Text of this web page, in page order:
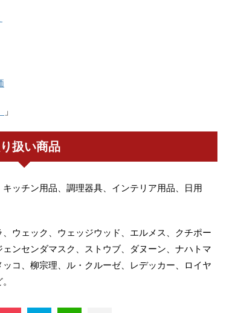
」
扱い商品
ッチン用品、調理器具、インテリア用品、日用
ウェック、ウェッジウッド、エルメス、クチポー
ンセンダマスク、ストウブ、ダヌーン、ナハトマ
コ、柳宗理、ル・クルーゼ、レデッカー、ロイヤ